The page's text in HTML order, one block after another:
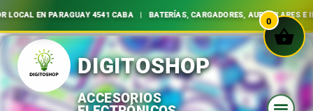
PARAGUAY 4541 CABA | BATERÍAS, CARGADORES, AURICULARES E
Ir
al
contenido
0